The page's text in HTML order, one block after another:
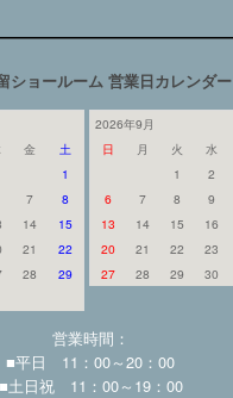
ショールーム 営業日カレンダー
金
土
1
7
8
14
15
21
22
28
29
2026年9月
日
月 火 水
1
2
6
7 8 9
13
14 15 16
20
21 22 23
27
28 29 30
営業時間：
■平日 11：00～20：00
■土日祝 11：00～19：00